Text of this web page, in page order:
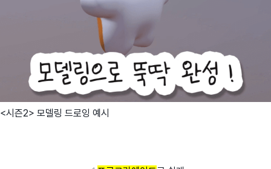
<시즌2> 모델링 드로잉 예시